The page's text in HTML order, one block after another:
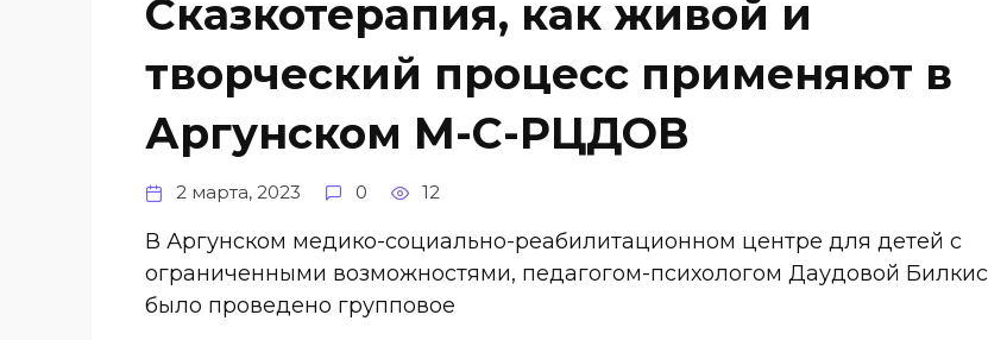
Сказкотерапия, как живой и
творческий процесс применяют в
Аргунском М-С-РЦДОВ
2 марта, 2023 0 12
В Аргунском медико-социально-реабилитационном центре для детей с
ограниченными возможностями, педагогом-психологом Даудовой Билкис
было проведено групповое